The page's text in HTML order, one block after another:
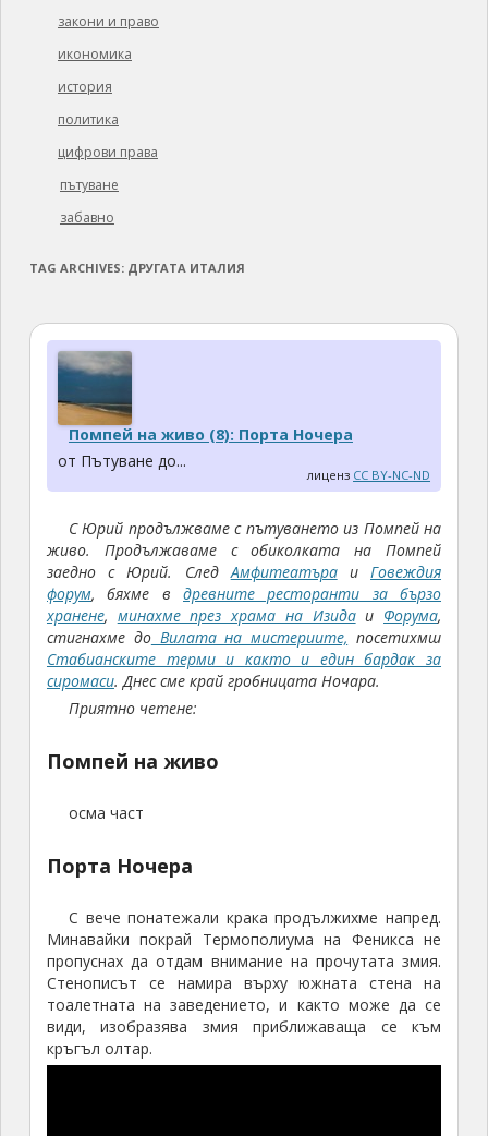
закони и право
икономика
история
политика
цифрови права
пътуване
забавно
TAG ARCHIVES: ДРУГАТА ИТАЛИЯ
Помпей на живо (8): Порта Ночера
от Пътуване до...
лиценз CC BY-NC-ND
С Юрий продължваме с пътуването из Помпей на
живо. Продължаваме с обиколката на Помпей
заедно с Юрий. СледАмфитеатъраиГовеждия
форум, бяхме в древните ресторанти за бързо
хранене, минахме през храма на Изидаи Форума,
стигнахме доВилата на мистериите, посетихмш
Стабианските терми и както и един бардак за
сиромаси. Днес сме край гробницата Ночара.
Приятно четене:
Помпей на живо
осма част
Порта Ночера
С вече понатежали крака продължихме напред.
Минавайки покрай Термополиума на Феникса не
пропуснах да отдам внимание на прочутата змия.
Стенописът се намира върху южната стена на
тоалетната на заведението, и както може да се
види, изобразява змия приближаваща се към
кръгъл олтар.